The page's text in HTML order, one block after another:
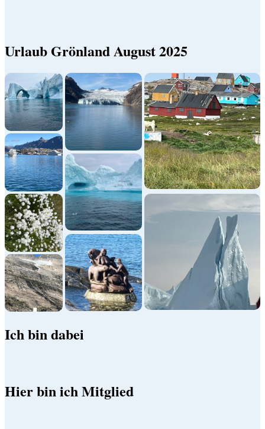
Urlaub Grönland August 2025
Ich bin dabei
Hier bin ich Mitglied